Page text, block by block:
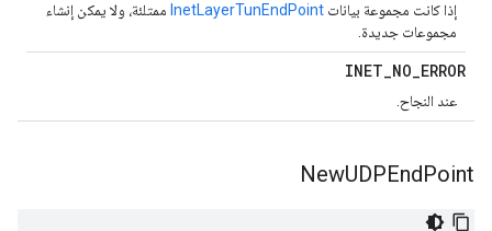
إذا كانت مجموعة بيانات InetLayerTunEndPoint
ممتلئة، ولا يمكن إنشاء
مجموعات جديدة.
INET_NO_ERROR
عند النجاح.
NewUDPEndPoint